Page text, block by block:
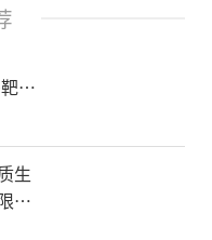
点
生
公